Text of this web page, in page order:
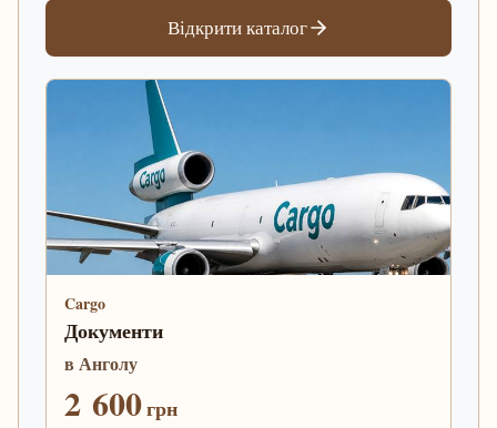
Відкрити каталог
Cargo
Документи
в Анголу
2 600грн